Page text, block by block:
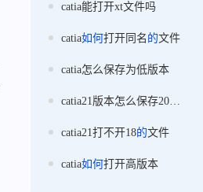
catia能打开xt文件吗
catia如何打开同名 的文件
catia怎么保存为低版本
catia21版本怎么保存20版本
catia21打不开18的文件
catia如何打开高版本